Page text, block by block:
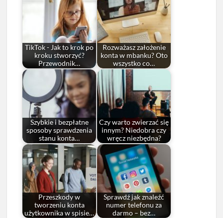
TikTok - Jak to krok po
kroku stworzyć?
Przewodnik…
Rozważasz założenie
konta w mbanku? Oto
wszystko co…
Szybkie i bezpłatne
sposoby sprawdzenia
stanu konta…
Czy warto zwierzać się
innym? Niedobra czy
wręcz niezbędna?
Przeszkody w
tworzeniu konta
użytkownika w spisie…
Sprawdź jak znaleźć
numer telefonu za
darmo – bez…